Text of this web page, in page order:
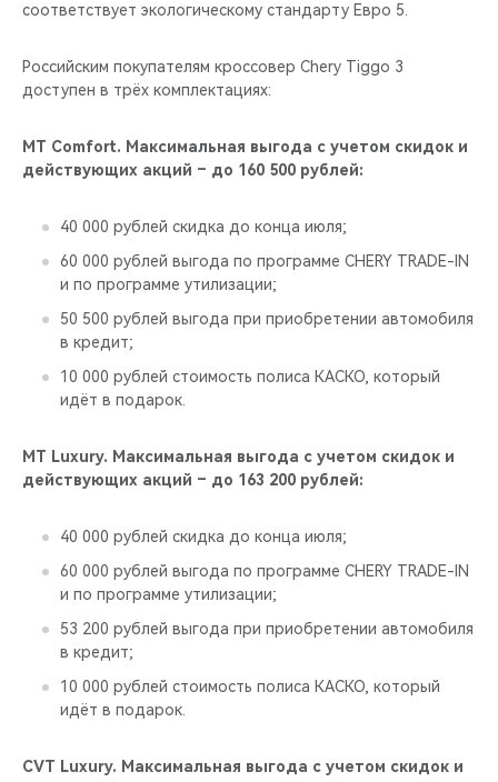
CHERY ДЛЯ ДЕТЕЙ
соответствует экологическому стандарту Евро 5.
Российским покупателям кроссовер Chery Tiggo 3
доступен в трёх комплектациях:
MT Comfort. Максимальная выгода с учетом скидок и
действующих акций – до 160 500 рублей:
40 000 рублей скидка до конца июля;
60 000 рублей выгода по программе CHERY TRADE-IN
и по программе утилизации;
50 500 рублей выгода при приобретении автомобиля
в кредит;
10 000 рублей стоимость полиса КАСКО, который
идёт в подарок.
MT Luxury. Максимальная выгода с учетом скидок и
действующих акций – до 163 200 рублей:
40 000 рублей скидка до конца июля;
60 000 рублей выгода по программе CHERY TRADE-IN
и по программе утилизации;
53 200 рублей выгода при приобретении автомобиля
в кредит;
10 000 рублей стоимость полиса КАСКО, который
идёт в подарок.
CVT Luxury. Максимальная выгода с учетом скидок и